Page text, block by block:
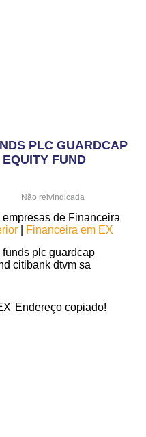
PLC GUARDCAP
FUND
Não reivindicada
de Financeira
|
Financeira em EX
plc guardcap
citibank dtvm sa
Endereço copiado!